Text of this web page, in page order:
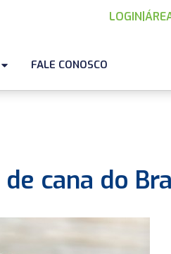
LOGIN |
FALE CONOSCO
cana do